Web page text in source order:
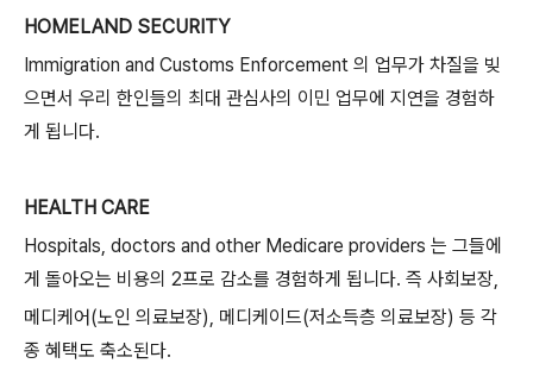
HOMELAND SECURITY
Immigration and Customs Enforcement 의 업무가 차질을 빚
으면서 우리 한인들의 최대 관심사의 이민 업무에 지연을 경험하
게 됩니다.
HEALTH CARE
Hospitals, doctors and other Medicare providers 는 그들에
게 돌아오는 비용의 2프로 감소를 경험하게 됩니다. 즉 사회보장,
메디케어(노인 의료보장), 메디케이드(저소득층 의료보장) 등 각
종 혜택도 축소된다.